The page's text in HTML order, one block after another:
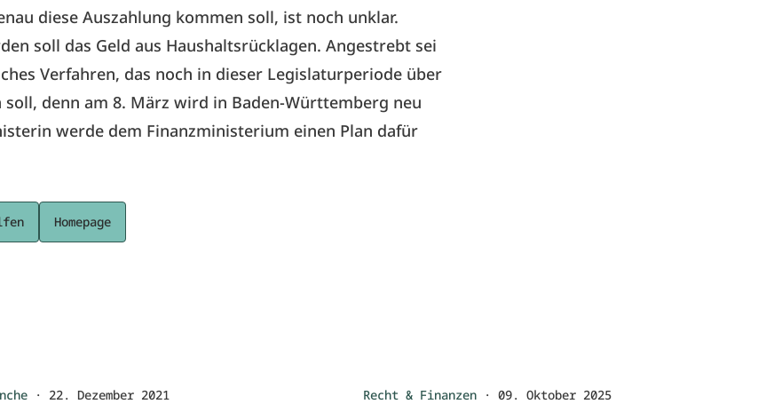
diese Auszahlung kommen soll, ist noch unklar.
soll das Geld aus Haushaltsrücklagen. Angestrebt sei
Verfahren, das noch in dieser Legislaturperiode über
soll, denn am 8. März wird in Baden-Württemberg neu
werde dem Finanzministerium einen Plan dafür
Homepage
· 22. Dezember 2021 Recht & Finanzen· 09. Oktober 2025